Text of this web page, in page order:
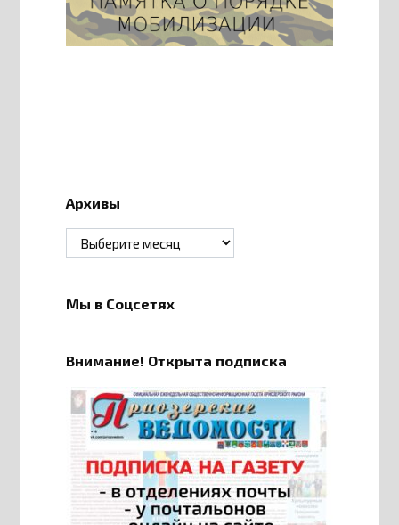
Архивы
Архивы
Мы в Соцсетях
Внимание! Открыта подписка